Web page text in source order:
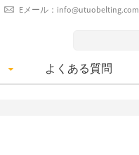
Eメール： info@utuobelting.com
よくある質問